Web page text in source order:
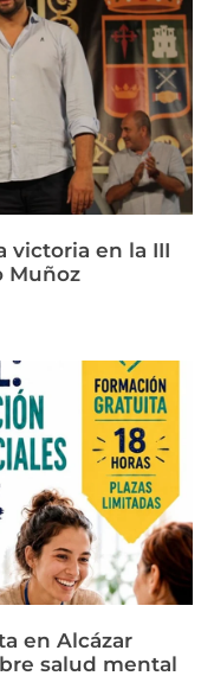
victoria en la III
Muñoz
en Alcázar
salud mental